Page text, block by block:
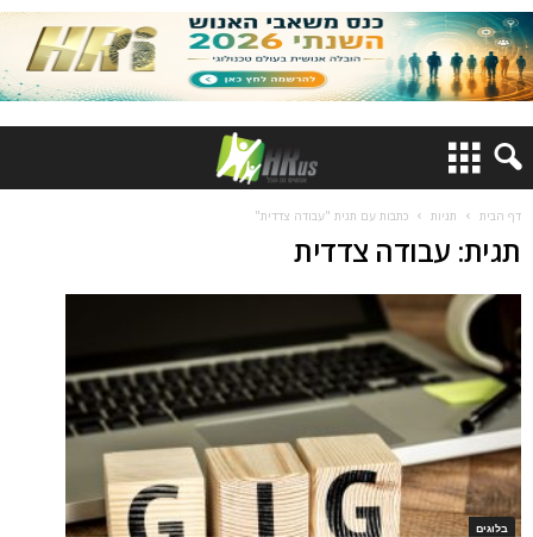
דף הבית תגיות כתבות עם תגית "עבודה צדדית"
תגית: עבודה צדדית
בלוגים